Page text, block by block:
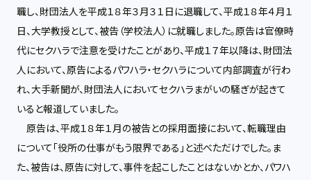
職し、財団法人を平成１８年３月３１日に退職して、平成１８年４月１
日、大学教授として、被告（学校法人）に就職しました。原告は官僚時
代にセクハラで注意を受けたことがあり、平成１７年以降は、財団法
人において、原告によるパワハラ・セクハラについて内部調査が行わ
れ、大手新聞が、財団法人においてセクハラまがいの騒ぎが起きて
いると報道していました。
原告は、平成１８年１月の被告との採用面接において、転職理由
について「役所の仕事がもう限界である」と述べただけでした。ま
た、被告は、原告に対して、事件を起こしたことはないかとか、パワハ